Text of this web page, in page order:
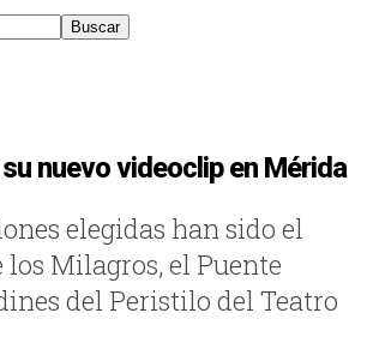
nuevo videoclip en Mérida
elegidas han sido el
los Milagros, el Puente
del Peristilo del Teatro